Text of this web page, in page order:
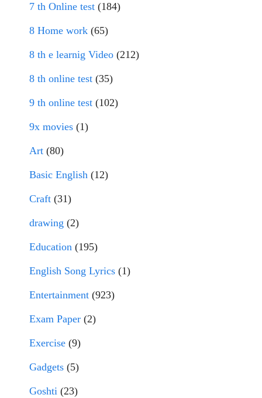
7 th Online test (184)
8 Home work (65)
8 th e learnig Video (212)
8 th online test (35)
9 th online test (102)
9x movies (1)
Art (80)
Basic English (12)
Craft (31)
drawing (2)
Education (195)
English Song Lyrics (1)
Entertainment (923)
Exam Paper (2)
Exercise (9)
Gadgets (5)
Goshti (23)